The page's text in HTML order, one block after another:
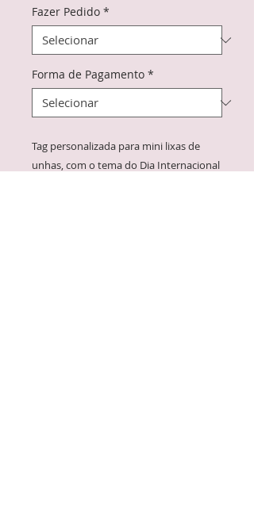
Fazer Pedido *
Forma de Pagamento *
Tag personalizada para mini lixas de
unhas, com o tema do Dia Internacional